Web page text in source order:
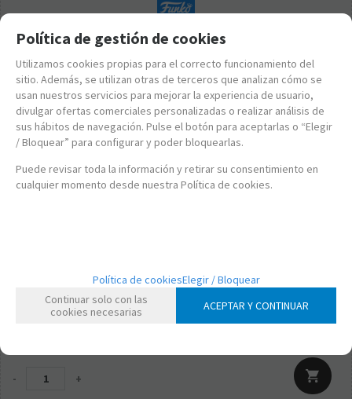
FUNKO POP! MARVEL SPIDERMAN - MILES MORALES TRAJE
REINADO PURPURA (METÁLICO)
15,95€
- +
Política de gestión de cookies
Utilizamos cookies propias para el correcto funcionamiento del
sitio. Además, se utilizan otras de terceros que analizan cómo se
usan nuestros servicios para mejorar la experiencia de usuario,
divulgar ofertas comerciales personalizadas o realizar análisis de
sus hábitos de navegación. Pulse el botón para aceptarlas o “Elegir
/ Bloquear” para configurar y poder bloquearlas.
Puede revisar toda la información y retirar su consentimiento en
cualquier momento desde nuestra Política de cookies.
Política de cookiesElegir / Bloquear
Continuar solo con las
cookies necesarias
ACEPTAR Y CONTINUAR